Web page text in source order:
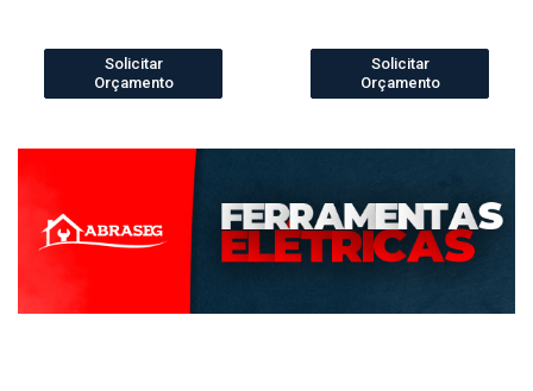
Solicitar
Orçamento
Solicitar
Orçamento